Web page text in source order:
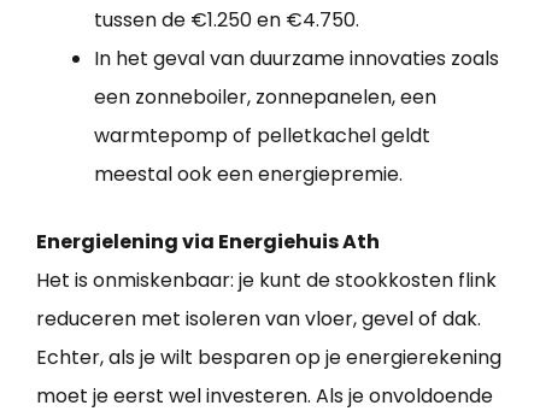
tussen de €1.250 en €4.750.
In het geval van duurzame innovaties zoals
een zonneboiler, zonnepanelen, een
warmtepomp of pelletkachel geldt
meestal ook een energiepremie.
Energielening via Energiehuis Ath
Het is onmiskenbaar: je kunt de stookkosten flink
reduceren met isoleren van vloer, gevel of dak.
Echter, als je wilt besparen op je energierekening
moet je eerst wel investeren. Als je onvoldoende